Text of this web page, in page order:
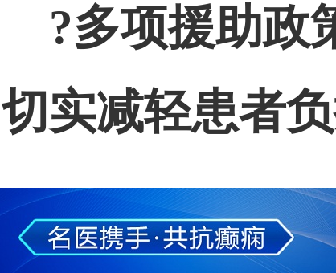
?多项援助政
切实减轻患者